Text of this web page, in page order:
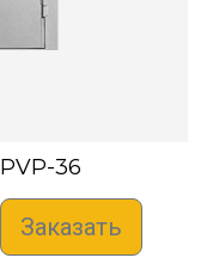
PVP-36
Заказать